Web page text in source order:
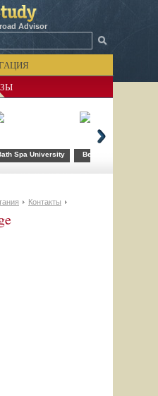
Advisor
Spa University Bellerbys College
Контакты